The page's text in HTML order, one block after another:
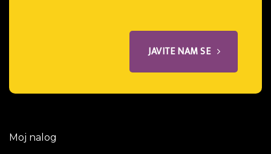
JAVITE NAM SE
Moj nalog